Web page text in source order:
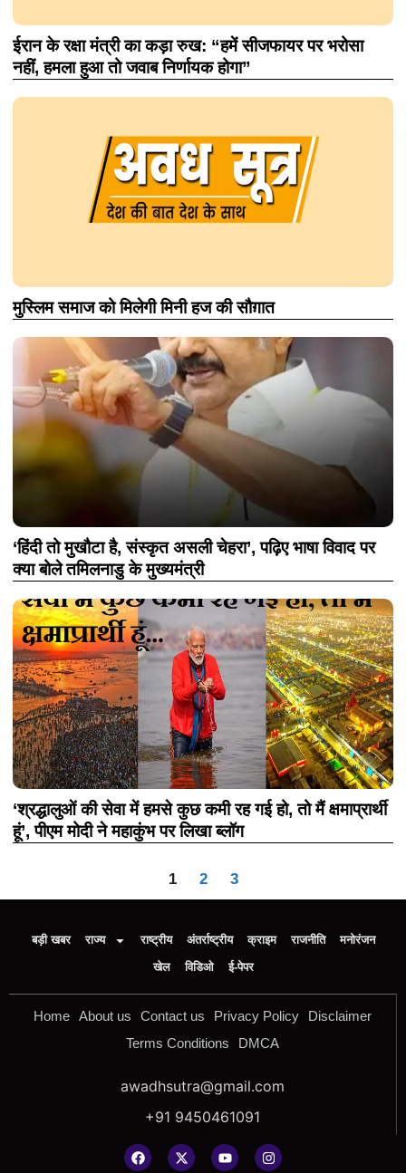
ईरान के रक्षा मंत्री का कड़ा रुख: “हमें सीजफायर पर भरोसा
नहीं, हमला हुआ तो जवाब निर्णायक होगा”
मुस्लिम समाज को मिलेगी मिनी हज की सौग़ात
‘हिंदी तो मुखौटा है, संस्कृत असली चेहरा’, पढ़िए भाषा विवाद पर
क्या बोले तमिलनाडु के मुख्यमंत्री
‘श्रद्धालुओं की सेवा में हमसे कुछ कमी रह गई हो, तो मैं क्षमाप्रार्थी
हूं’, पीएम मोदी ने महाकुंभ पर लिखा ब्लॉग
1 2 3
बड़ी खबर राज्य राष्ट्रीय अंतर्राष्ट्रीय क्राइम राजनीति
मनोरंजन
खेल
विडिओ ई-पेपर
Home About us Contact us Privacy Policy
Disclaimer
Terms Conditions
DMCA
awadhsutra@gmail.com
+91 9450461091